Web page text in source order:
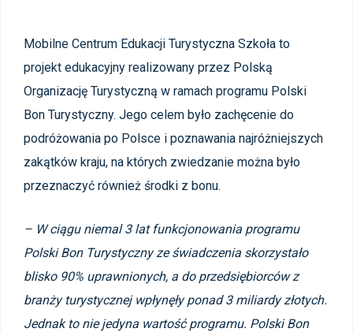
Mobilne Centrum Edukacji Turystyczna Szkoła to
projekt edukacyjny realizowany przez Polską
Organizację Turystyczną w ramach programu Polski
Bon Turystyczny. Jego celem było zachęcenie do
podróżowania po Polsce i poznawania najróżniejszych
zakątków kraju, na których zwiedzanie można było
przeznaczyć również środki z bonu.
– W ciągu niemal 3 lat funkcjonowania programu
Polski Bon Turystyczny ze świadczenia skorzystało
blisko 90% uprawnionych, a do przedsiębiorców z
branży turystycznej wpłynęły ponad 3 miliardy złotych.
Jednak to nie jedyna wartość programu. Polski Bon